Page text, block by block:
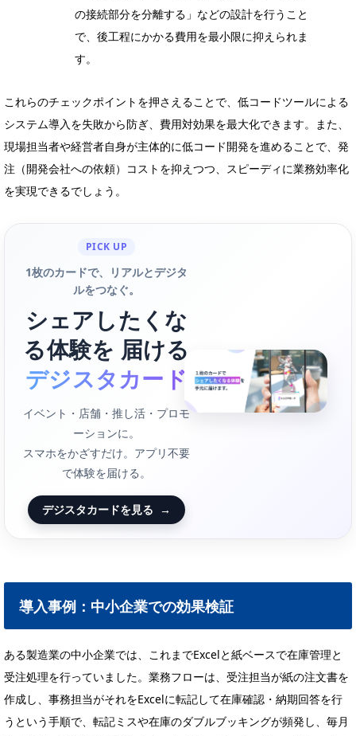
の接続部分を分離する」などの設計を行うこと
で、後工程にかかる費用を最小限に抑えられま
す。
これらのチェックポイントを押さえることで、低コードツールによる
システム導入を失敗から防ぎ、費用対効果を最大化できます。また、
現場担当者や経営者自身が主体的に低コード開発を進めることで、発
注（開発会社への依頼）コストを抑えつつ、スピーディに業務効率化
を実現できるでしょう。
PICK UP
1枚のカードで、リアルとデジタ
ルをつなぐ。
シェアしたくな
る体験を 届ける
デジスタカード
イベント・店舗・推し活・プロモ
ーションに。
スマホをかざすだけ。アプリ不要
で体験を届ける。
デジスタカードを見る →
導入事例：中小企業での効果検証
ある製造業の中小企業では、これまでExcelと紙ベースで在庫管理と
受注処理を行っていました。業務フローは、受注担当が紙の注文書を
作成し、事務担当がそれをExcelに転記して在庫確認・納期回答を行
うという手順で、転記ミスや在庫のダブルブッキングが頻発し、毎月